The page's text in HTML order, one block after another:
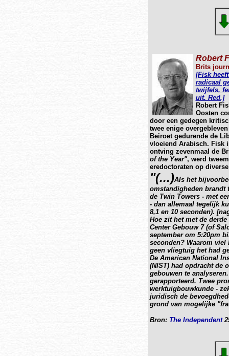
Robert
Brits
[Fisk
radicaal
twijfels,
uit. Red.]
Robert
Oosten
door een gedegen
twee enige
Beiroet gedurende de
vloeiend Arabisch. Fisk
ontving zevenmaal de
of the Year", werd
eredoctoraten op
"(...)Als het
omstandigheden brandt
de Twin Towers - met
- dan allemaal tegelijk
8,1 en 10 seconden).
Hoe zit het met de
Center Gebouw 7 (of
september om 5:20pm
seconden? Waarom
geen vliegtuig het had
De American National
(NIST) had opdracht de
gebouwen te
gerapporteerd. Twee
werktuigbouwkunde -
juridisch de
grond van mogelijke
Bron: The Independent